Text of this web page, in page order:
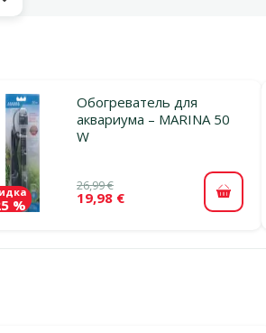
Обогреватель для
аквариума – MARINA 50
W
26,99 €
19,98 €
% В